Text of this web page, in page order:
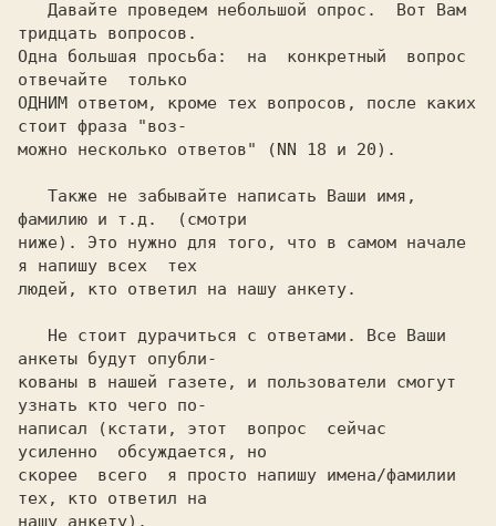
тридцать вопросов.
Одна большая просьба:  на  конкретный  вопрос
отвечайте  только
ОДНИМ ответом, кроме тех вопросов, после каких
стоит фраза "воз-
можно несколько ответов" (NN 18 и 20).
фамилию и т.д.  (смотри
ниже). Это нужно для того, что в самом начале
я напишу всех  тех
людей, кто ответил на нашу анкету.
анкеты будут опубли-
кованы в нашей газете, и пользователи смогут
узнать кто чего по-
написал (кстати, этот  вопрос  сейчас
усиленно  обсуждается, но
скорее  всего  я просто напишу имена/фамилии
тех, кто ответил на
нашу анкету).